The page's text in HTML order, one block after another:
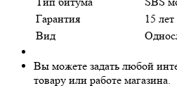
Гарантия
15 лет
Вид
Вы можете задать любой
товару или работе магазина.